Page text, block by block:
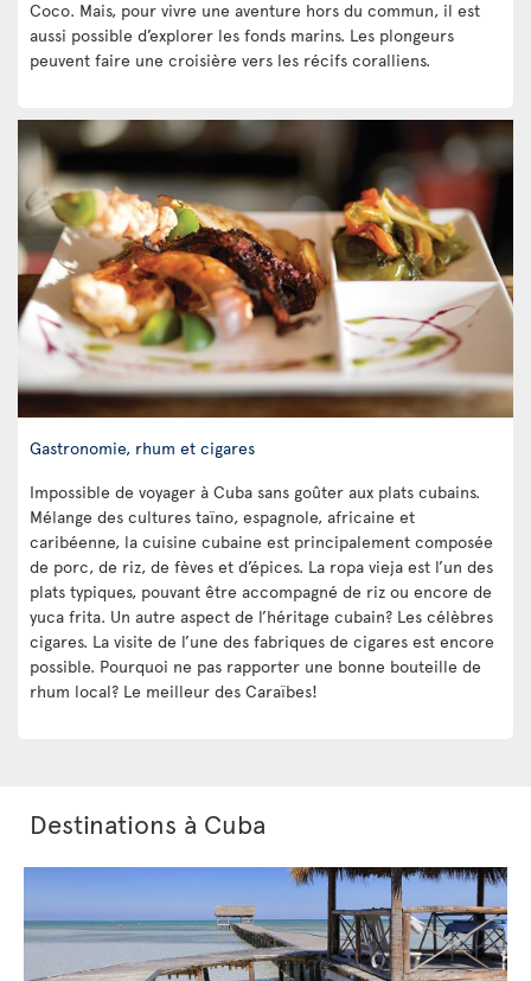
Coco. Mais, pour vivre une aventure hors du commun, il est
aussi possible d’explorer les fonds marins. Les plongeurs
peuvent faire une croisière vers les récifs coralliens.
Gastronomie, rhum et cigares
Impossible de voyager à Cuba sans goûter aux plats cubains.
Mélange des cultures taïno, espagnole, africaine et
caribéenne, la cuisine cubaine est principalement composée
de porc, de riz, de fèves et d’épices. La ropa vieja est l’un des
plats typiques, pouvant être accompagné de riz ou encore de
yuca frita. Un autre aspect de l’héritage cubain? Les célèbres
cigares. La visite de l’une des fabriques de cigares est encore
possible. Pourquoi ne pas rapporter une bonne bouteille de
rhum local? Le meilleur des Caraïbes!
Destinations à Cuba